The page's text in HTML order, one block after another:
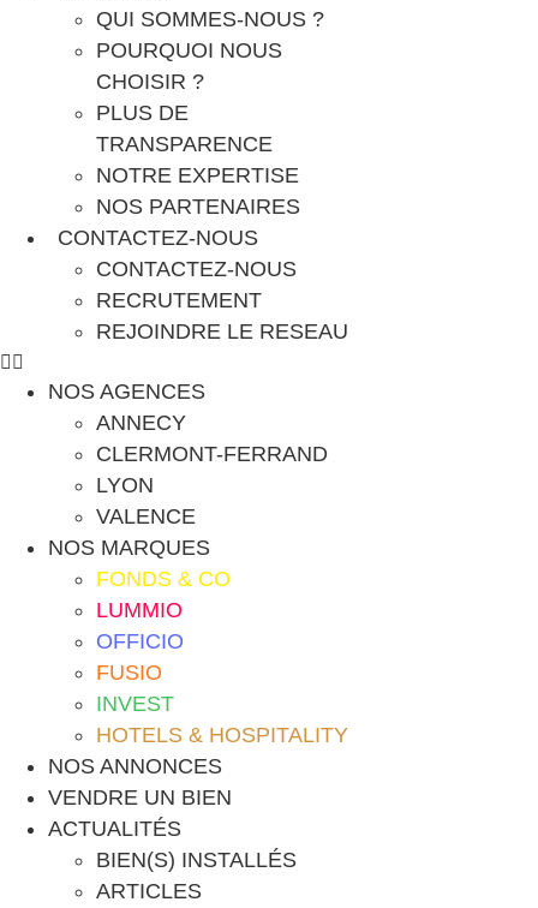
QUI SOMMES-NOUS ?
POURQUOI NOUS
CHOISIR ?
PLUS DE
TRANSPARENCE
NOTRE EXPERTISE
NOS PARTENAIRES
CONTACTEZ-NOUS
CONTACTEZ-NOUS
RECRUTEMENT
REJOINDRE LE RESEAU
NOS AGENCES
ANNECY
CLERMONT-FERRAND
LYON
VALENCE
NOS MARQUES
FONDS & CO
LUMMIO
OFFICIO
FUSIO
INVEST
HOTELS & HOSPITALITY
NOS ANNONCES
VENDRE UN BIEN
ACTUALITÉS
BIEN(S) INSTALLÉS
ARTICLES